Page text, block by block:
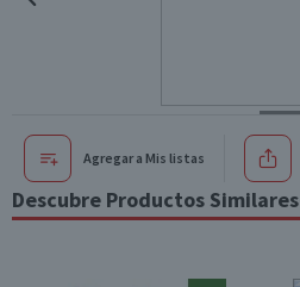
Agregar a Mis listas
Descubre Productos Similares